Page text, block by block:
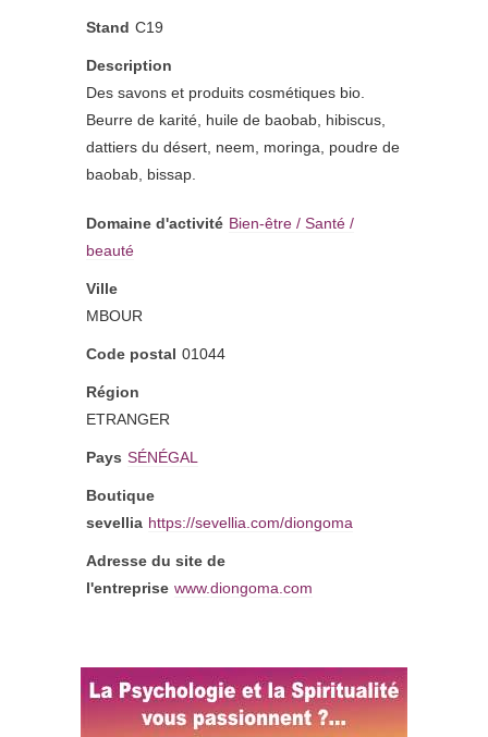
Stand C19
Description
Des savons et produits cosmétiques bio.
Beurre de karité, huile de baobab, hibiscus,
dattiers du désert, neem, moringa, poudre de
baobab, bissap.
Domaine d'activité Bien-être / Santé /
beauté
Ville
MBOUR
Code postal 01044
Région
ETRANGER
Pays SÉNÉGAL
Boutique
sevellia https://sevellia.com/diongoma
Adresse du site de
l'entreprise www.diongoma.com